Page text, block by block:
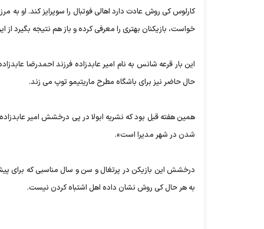
کارلوس کی روش عادت دارد اهالی فوتبال را سوپرایز کند. او
خواست، بازیکنان بهتری را معرفی کرده و باز هم نتیجه بگیرد
این بار قرعه شانس به نام امیر عابدزاده فرزند احمدرضا
حال حاضر نیز برای باشگاه مطرح ماریتیمو توپ می زند.
همین هفته قبل بود که نشریه ابولا در پی درخشش امیر
شدن در شهر مديرا است».
درخشش این بازیکن در پرتغال و سن و سال مناسبی که برای
به هر حال کی روش نشان داده اهل اشتباه کردن نیست.